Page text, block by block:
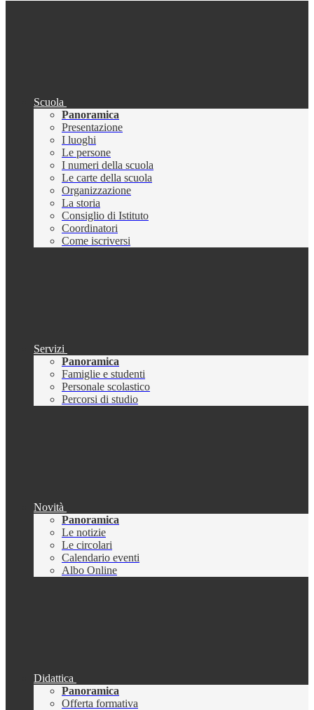
Scuola
Panoramica
Presentazione
I luoghi
Le persone
I numeri della scuola
Le carte della scuola
Organizzazione
La storia
Consiglio di Istituto
Coordinatori
Come iscriversi
Servizi
Panoramica
Famiglie e studenti
Personale scolastico
Percorsi di studio
Novità
Panoramica
Le notizie
Le circolari
Calendario eventi
Albo Online
Didattica
Panoramica
Offerta formativa